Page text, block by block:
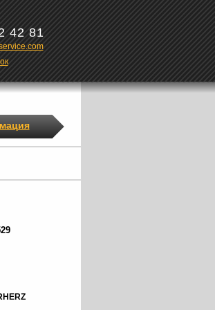
42 81